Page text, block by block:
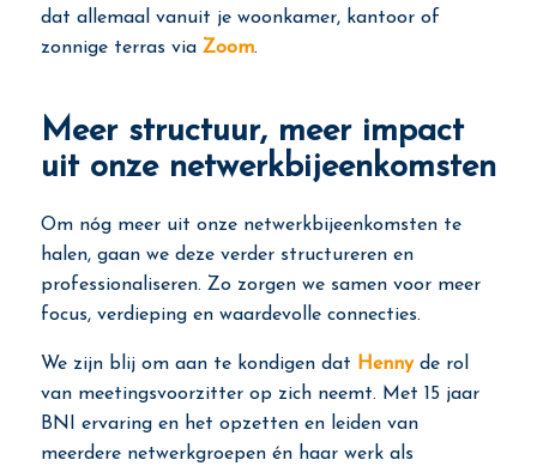
dat allemaal vanuit je woonkamer, kantoor of
zonnige terras via Zoom.
Meer structuur, meer impact
uit onze netwerkbijeenkomsten
Om nóg meer uit onze netwerkbijeenkomsten te
halen, gaan we deze verder structureren en
professionaliseren. Zo zorgen we samen voor meer
focus, verdieping en waardevolle connecties.
We zijn blij om aan te kondigen dat Hennyde rol
van meetingsvoorzitter op zich neemt. Met 15 jaar
BNI ervaring en het opzetten en leiden van
meerdere netwerkgroepen én haar werk als